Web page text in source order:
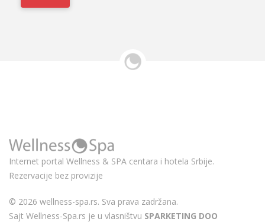
Internet portal Wellness & SPA centara i hotela Srbije.
Rezervacije bez provizije
© 2026 wellness-spa.rs. Sva prava zadržana.
Sajt Wellness-Spa.rs je u vlasništvu SPARKETING DOO